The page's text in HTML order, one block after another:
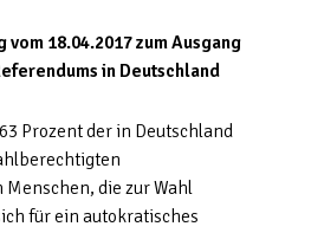
18.04.2017 zum Ausgang
in Deutschland
Prozent der in Deutschland
Menschen, die zur Wahl
für ein autokratisches